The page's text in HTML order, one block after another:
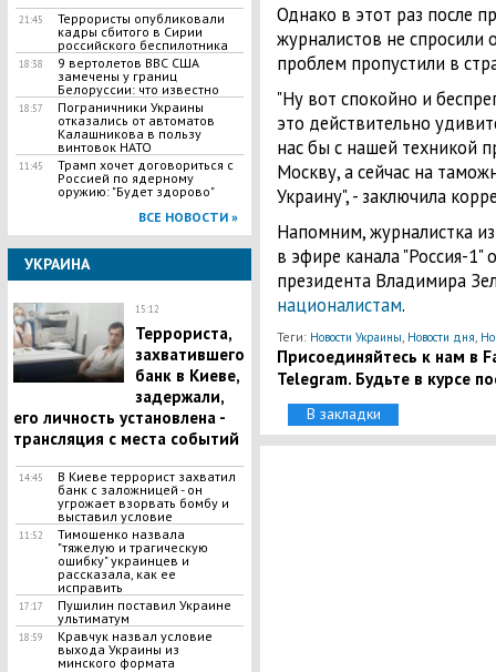
21:45
​Террористы опубликовали
кадры сбитого в Сирии
российского беспилотника
18:38
​9 вертолетов ВВС США
замечены у границ
Белоруссии: что известно
18:57
Пограничники Украины
отказались от автоматов
Калашникова в пользу
винтовок НАТО
11:45
Трамп хочет договориться с
Россией по ядерному
оружию: "Будет здорово"
ВСЕ НОВОСТИ »
УКРАИНА
15:12
Террориста,
захватившего
банк в Киеве,
задержали,
его личность установлена -
трансляция с места событий
14:45
В Киеве террорист захватил
банк с заложницей - он
угрожает взорвать бомбу и
выставил условие
11:52
Тимошенко назвала
"тяжелую и трагическую
ошибку" украинцев и
рассказала, как ее
исправить
17:17
Пушилин поставил Украине
ультиматум
18:59
Кравчук назвал условие
выхода Украины из
минского формата
Однако в этот раз после
журналистов не спросили
проблем пропустили в
"Ну вот спокойно и
это действительно
нас бы с нашей техникой
Москву, а сейчас на
Украину", - заключила
Напомним, журналистка
в эфире канала "Россия-1"
президента Владимира
националистам.
Теги: Новости Украины Новости дня
Присоединяйтесь к нам в
Telegram. Будьте в курсе
В закладки